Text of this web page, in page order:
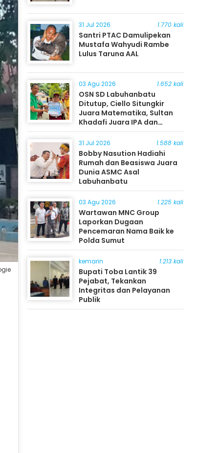
31 Jul 2026 1.770 kali
Santri PTAC Damulipekan
Mustafa Wahyudi Rambe
Lulus Taruna AAL
03 Agu 2026 1.652 kali
OSN SD Labuhanbatu
Ditutup, Ciello Situngkir
Juara Matematika, Sultan
Khadafi Juara IPA dan
Timothy Rangkuti Juara IPS
31 Jul 2026 1.588 kali
Bobby Nasution Hadiahi
Rumah dan Beasiswa Juara
Dunia ASMC Asal
Labuhanbatu
03 Agu 2026 1.225 kali
Wartawan MNC Group
Laporkan Dugaan
Pencemaran Nama Baik ke
Polda Sumut
kemarin 1.213 kali
Bupati Toba Lantik 39
Pejabat, Tekankan
Integritas dan Pelayanan
Publik